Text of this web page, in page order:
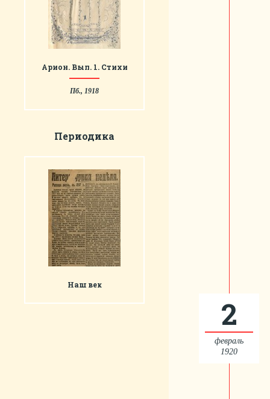
Арион. Вып. 1. Стихи
Пб., 1918
Периодика
Наш век
2
февраль
1920